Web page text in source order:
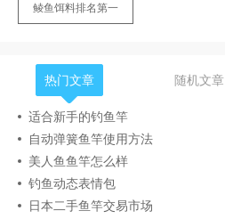
鲮鱼饵料排名第一
热门文章 随机文章
适合新手的钓鱼竿
自动弹簧鱼竿使用方法
美人鱼鱼竿怎么样
钓鱼动态表情包
日本二手鱼竿交易市场